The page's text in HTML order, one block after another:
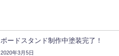
ボードスタンド制作中塗装完了！
2020年3月5日